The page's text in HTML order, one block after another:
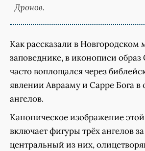
Дронов.
Как рассказали в Новгородском
заповеднике, в иконописи
часто воплощался через
явлении Аврааму и Сарре Бога в
ангелов.
Каноническое изображение
включает фигуры трёх ангелов
центральный из них,